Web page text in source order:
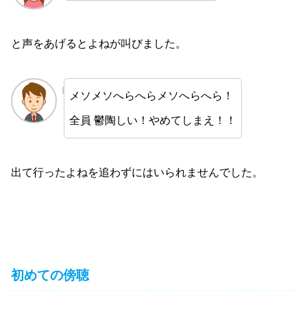
と声をあげるとよねが叫びました。
メソメソへらへらメソへらへら！
全員 鬱陶しい！やめてしまえ！！
出て行ったよねを追わずにはいられませんでした。
初めての傍聴